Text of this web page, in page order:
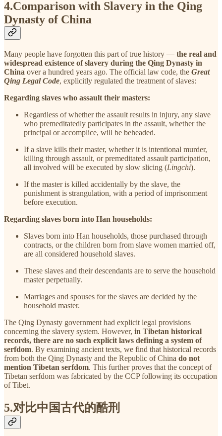
4.Comparison with Slavery in the Qing
Dynasty of China
Many people have forgotten this part of true history — the real and
widespread existence of slavery during the Qing Dynasty in
China over a hundred years ago. The official law code, the Great
Qing Legal Code, explicitly regulated the treatment of slaves:
Regarding slaves who assault their masters:
Regardless of whether the assault results in injury, any slave
who premeditatedly participates in the assault, whether the
principal or accomplice, will be beheaded.
If a slave kills their master, whether it is intentional murder,
killing through assault, or premeditated assault participation,
all involved will be executed by slow slicing (Lingchi).
If the master is killed accidentally by the slave, the
punishment is strangulation, with a period of imprisonment
before execution.
Regarding slaves born into Han households:
Slaves born into Han households, those purchased through
contracts, or the children born from slave women married off,
are all considered household slaves.
These slaves and their descendants are to serve the household
master perpetually.
Marriages and spouses for the slaves are decided by the
household master.
The Qing Dynasty government had explicit legal provisions
concerning the slavery system. However, in Tibetan historical
records, there are no such explicit laws defining a system of
serfdom. By examining ancient texts, we find that historical records
from both the Qing Dynasty and the Republic of China do not
mention Tibetan serfdom. This further proves that the concept of
Tibetan serfdom was fabricated by the CCP following its occupation
of Tibet.
5.对比中国古代的酷刑